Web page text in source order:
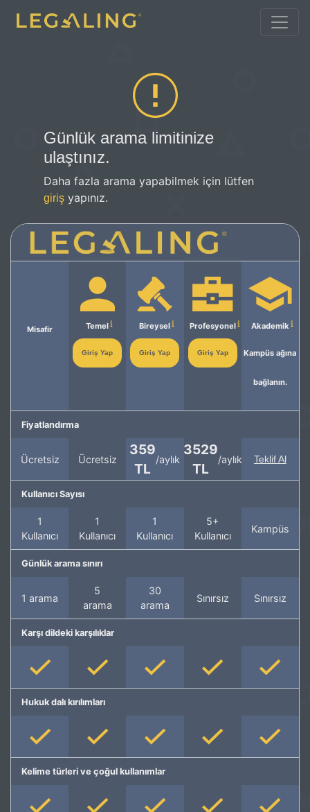
Günlük arama limitinize
ulaştınız.
Daha fazla arama yapabilmek için lütfen
giriş yapınız.
Misafir Temel
Giriş Yap
Bireysel
Giriş Yap
Profesyonel
Giriş Yap
Akademik
Kampüs ağına
bağlanın.
Fiyatlandırma
Ücretsiz Ücretsiz
359
TL
/aylık
3529
TL
/aylık Teklif Al
Kullanıcı Sayısı
1
Kullanıcı
1
Kullanıcı
1
Kullanıcı
5+
Kullanıcı
Kampüs
Günlük arama sınırı
1 arama
5
arama
30
arama
Sınırsız Sınırsız
Karşı dildeki karşılıklar
Hukuk dalı kırılımları
Kelime türleri ve çoğul kullanımlar